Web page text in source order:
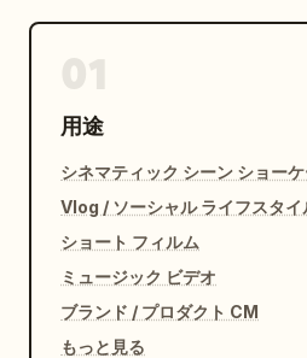
用途
シネマティック シーン ショー
Vlog / ソーシャル ライフスタイ
ショート フィルム
ミュージック ビデオ
ブランド / プロダクト CM
もっと見る